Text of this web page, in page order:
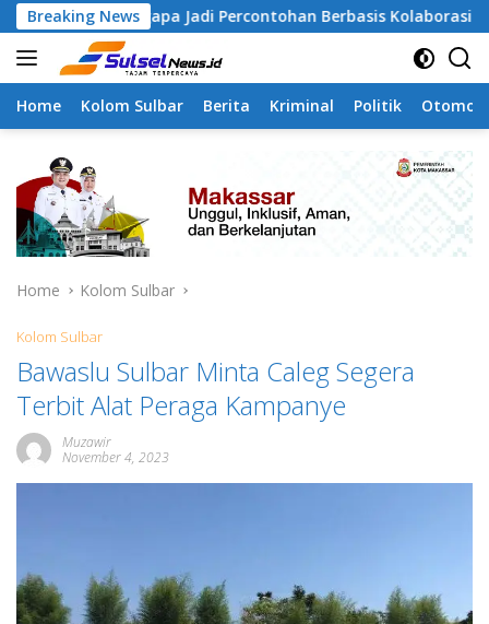
Skip
to
content
Breaking NewsJadi Percontohan Berbasis Kolaborasi Warga
Home Kolom Sulbar Berita Kriminal Politik
Home Kolom Sulbar
Kolom Sulbar
Bawaslu Sulbar Minta Caleg Segera
Terbit Alat Peraga Kampanye
Muzawir
November 4, 2023